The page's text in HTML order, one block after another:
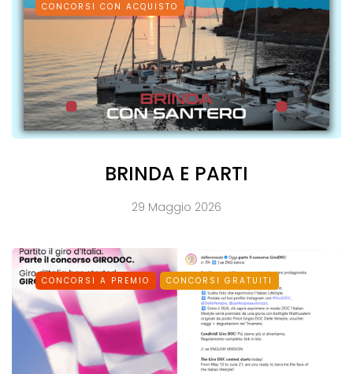
CONCORSI CON ACQUISTO
BRINDA E PARTI
29 Maggio 2026
CONCORSI A PREMIO CONCORSI GRATUITI